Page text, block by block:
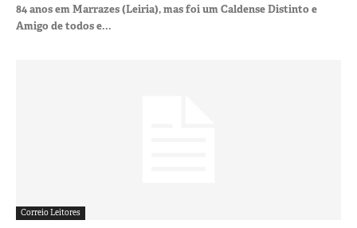
84 anos em Marrazes (Leiria), mas foi um Caldense Distinto e
Amigo de todos e...
Correio Leitores